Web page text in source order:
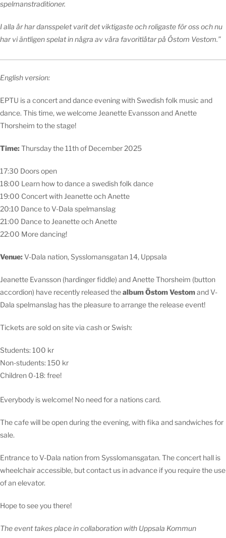
spelmanstraditioner.
I alla år har dansspelet varit det viktigaste och roligaste för oss och nu
har vi äntligen spelat in några av våra favoritlåtar på Östom Vestom.”
English version:
EPTU is a concert and dance evening with Swedish folk music and
dance. This time, we welcome Jeanette Evansson and Anette
Thorsheim to the stage!
Time:Thursday the 11th of December 2025
17:30 Doors open
18:00 Learn how to dance a swedish folk dance
19:00 Concert with Jeanette och Anette
20:10 Dance to V-Dala spelmanslag
21:00 Dance to Jeanette och Anette
22:00 More dancing!
Venue: V-Dala nation, Sysslomansgatan 14, Uppsala
Jeanette Evansson (hardinger fiddle) and Anette Thorsheim (button
accordion) have recently released thealbum Östom Vestomand V-
Dala spelmanslag has the pleasure to arrange the release event!
Tickets are sold on site via cash or Swish:
Students: 100 kr
Non-students: 150 kr
Children 0-18: free!
Everybody is welcome! No need for a nations card.
The cafe will be open during the evening, with fika and sandwiches for
sale.
Entrance to V-Dala nation from Sysslomansgatan. The concert hall is
wheelchair accessible, but contact us in advance if you require the use
of an elevator.
Hope to see you there!
The event takes place in collaboration with Uppsala Kommun